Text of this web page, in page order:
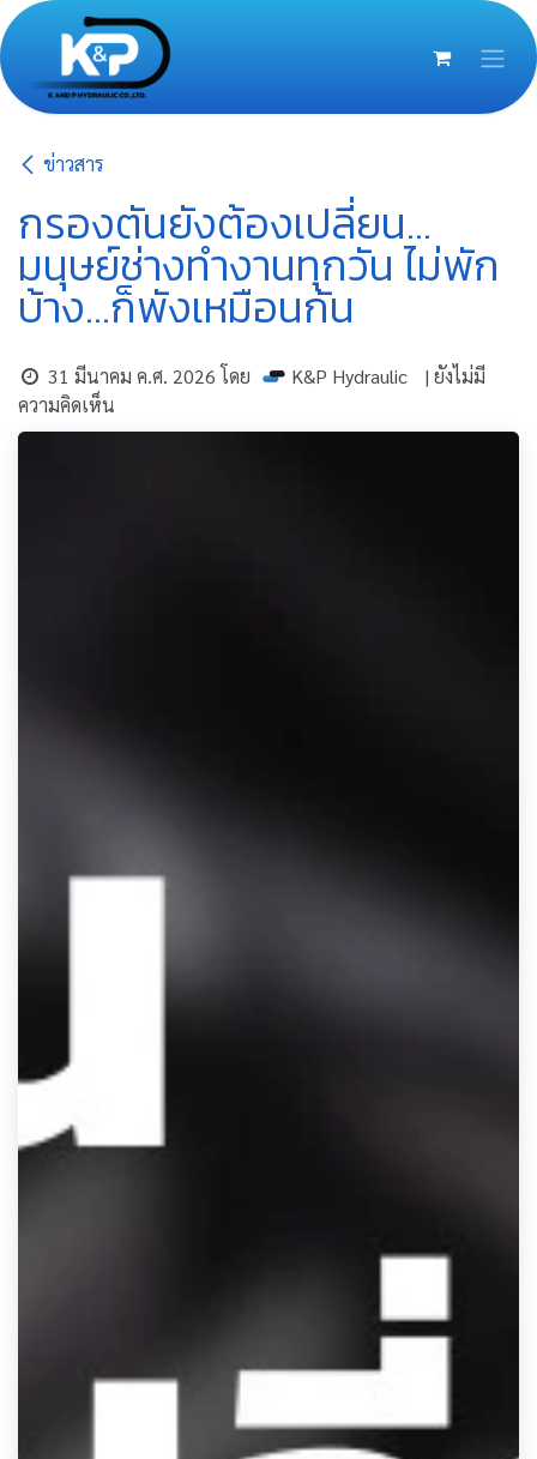
Skip to Content
ข่าวสาร
กรองตันยังต้องเปลี่ยน…
มนุษย์ช่างทำงานทุกวัน ไม่พัก
บ้าง…ก็พังเหมือนกัน
31 มีนาคม ค.ศ. 2026 โดย K&P Hydraulic
| ยังไม่มี
ความคิดเห็น